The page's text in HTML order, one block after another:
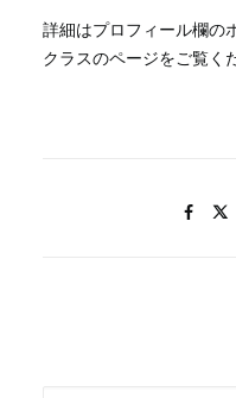
詳細はプロフィール欄の
クラスのページをご覧く